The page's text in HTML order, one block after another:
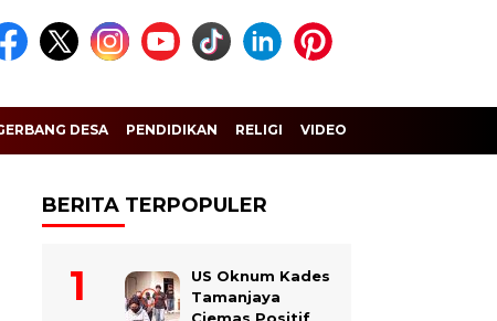
DESA PENDIDIKAN RELIGI VIDEO
BERITA TERPOPULER
US Oknum Kades
Tamanjaya